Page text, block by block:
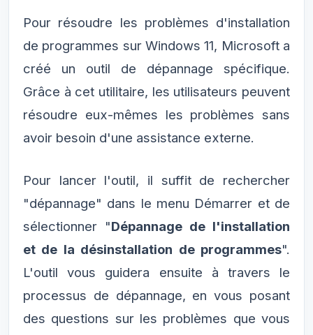
Pour résoudre les problèmes d'installation
de programmes sur Windows 11, Microsoft a
créé un outil de dépannage spécifique.
Grâce à cet utilitaire, les utilisateurs peuvent
résoudre eux-mêmes les problèmes sans
avoir besoin d'une assistance externe.
Pour lancer l'outil, il suffit de rechercher
"dépannage" dans le menu Démarrer et de
sélectionner "Dépannage de l'installation
et de la désinstallation de programmes".
L'outil vous guidera ensuite à travers le
processus de dépannage, en vous posant
des questions sur les problèmes que vous